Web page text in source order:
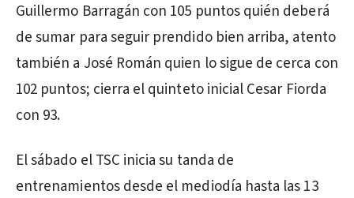
Guillermo Barragán con 105 puntos quién deberá
de sumar para seguir prendido bien arriba, atento
también a José Román quien lo sigue de cerca con
102 puntos; cierra el quinteto inicial Cesar Fiorda
con 93.
El sábado el TSC inicia su tanda de
entrenamientos desde el mediodía hasta las 13